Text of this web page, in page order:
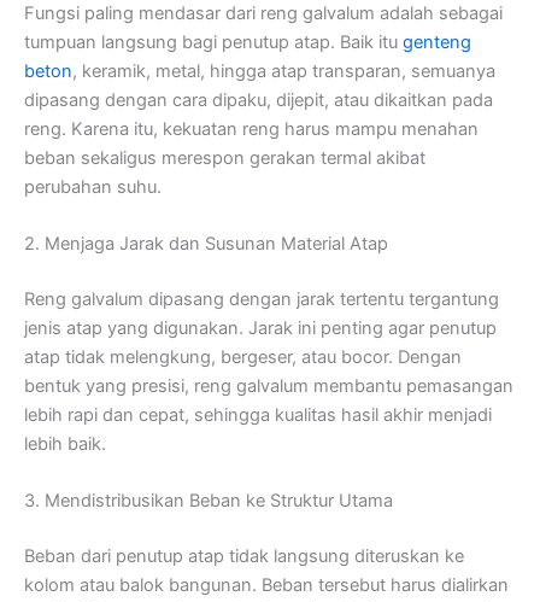
Fungsi paling mendasar dari reng galvalum adalah sebagai
tumpuan langsung bagi penutup atap. Baik itu genteng
beton, keramik, metal, hingga atap transparan, semuanya
dipasang dengan cara dipaku, dijepit, atau dikaitkan pada
reng. Karena itu, kekuatan reng harus mampu menahan
beban sekaligus merespon gerakan termal akibat
perubahan suhu.
2. Menjaga Jarak dan Susunan Material Atap
Reng galvalum dipasang dengan jarak tertentu tergantung
jenis atap yang digunakan. Jarak ini penting agar penutup
atap tidak melengkung, bergeser, atau bocor. Dengan
bentuk yang presisi, reng galvalum membantu pemasangan
lebih rapi dan cepat, sehingga kualitas hasil akhir menjadi
lebih baik.
3. Mendistribusikan Beban ke Struktur Utama
Beban dari penutup atap tidak langsung diteruskan ke
kolom atau balok bangunan. Beban tersebut harus dialirkan